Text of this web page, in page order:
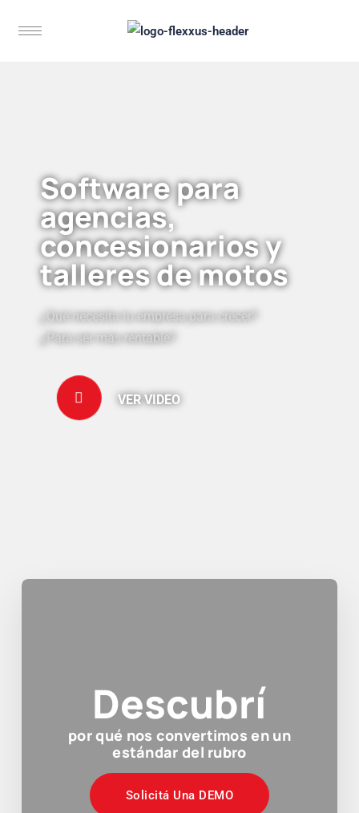
Software para
agencias,
concesionarios y
talleres de motos
¿Qué necesita tu empresa para crecer?
¿Para ser más rentable?
VER VIDEO
Descubrí
por qué nos convertimos en un
estándar del rubro
Solicitá Una DEMO